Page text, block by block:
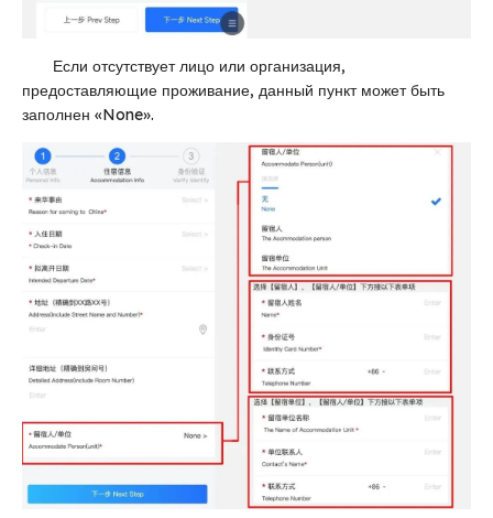
Если отсутствует лицо или организация,
предоставляющие проживание, данный пункт может быть
заполнен «None».